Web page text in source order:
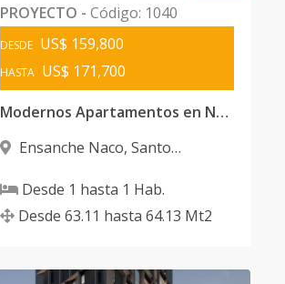
PROYECTO - Código: 1040
DESDE US$ 159,800
HASTA US$ 171,700
Modernos Apartamentos en Naco
Ensanche Naco, Santo
Desde 1 hasta 1 Hab.
Desde 63.11 hasta 64.13 Mt2